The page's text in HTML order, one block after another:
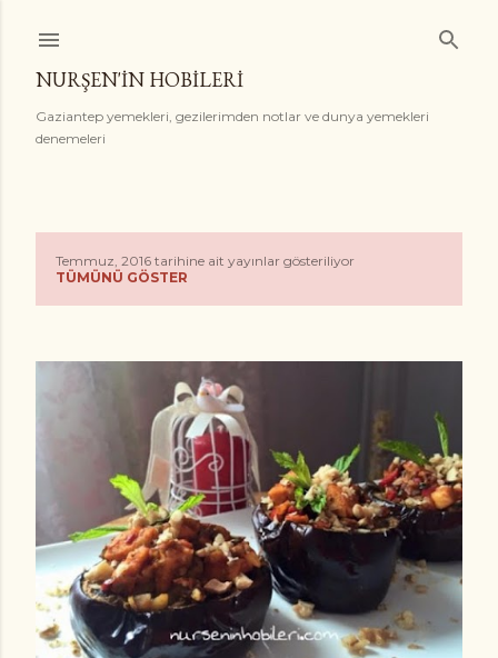
NURŞEN'İN HOBİLERİ
Gaziantep yemekleri, gezilerimden notlar ve dunya yemekleri
denemeleri
K
y
a
r
Temmuz, 2016 tarihine ait yayınlar gösteriliyor
TÜMÜNÜ GÖSTER